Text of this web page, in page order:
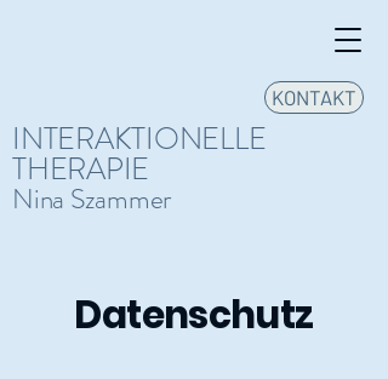
KONTAKT
INTERAKTIONELLE
THERAPIE
Nina Szammer
Datenschutz